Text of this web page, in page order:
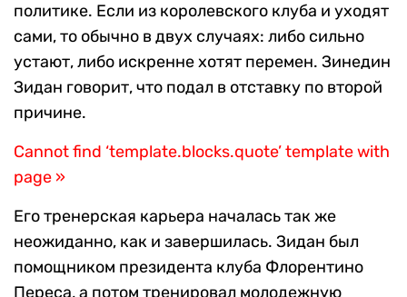
политике. Если из королевского клуба и уходят
сами, то обычно в двух случаях: либо сильно
устают, либо искренне хотят перемен. Зинедин
Зидан говорит, что подал в отставку по второй
причине.
Cannot find ‘template.blocks.quote’ template with
page »
Его тренерская карьера началась так же
неожиданно, как и завершилась. Зидан был
помощником президента клуба Флорентино
Переса, а потом тренировал молодежную